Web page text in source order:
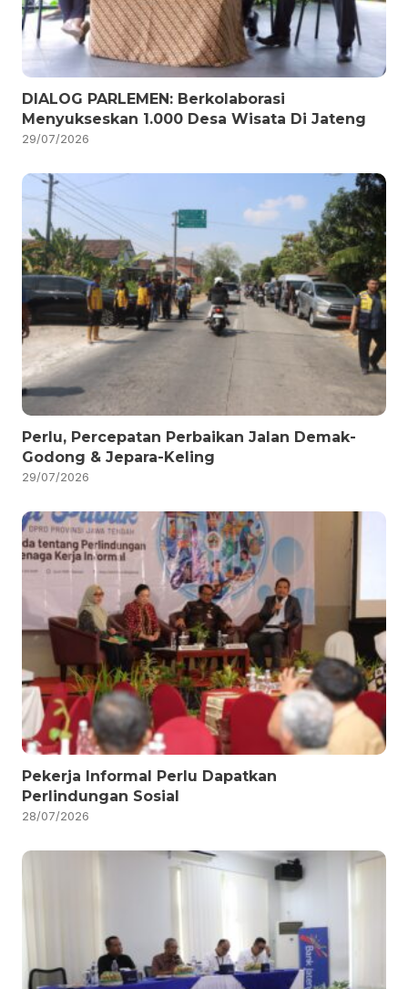
DIALOG PARLEMEN: Berkolaborasi
Menyukseskan 1.000 Desa Wisata Di Jateng
29/07/2026
Perlu, Percepatan Perbaikan Jalan Demak-
Godong & Jepara-Keling
29/07/2026
Pekerja Informal Perlu Dapatkan
Perlindungan Sosial
28/07/2026